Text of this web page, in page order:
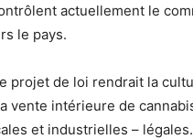
actuellement le
le pays.
projet de loi rendrait la
vente intérieure de
et industrielles – légales.